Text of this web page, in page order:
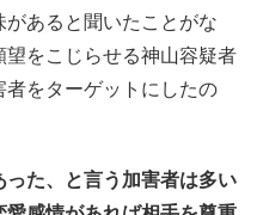
あると聞いたことがな
をこじらせる神山容疑者
をターゲットにしたの
た、と言う加害者は多い